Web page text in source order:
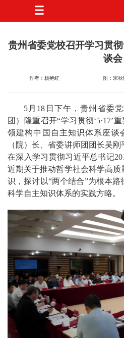
贵州省委党校召开学习贯
谈会
作者：杨艳红 图：宋秋
5月18日下午，贵州省委
团）隆重召开“学习贯彻‘5·17’
领建构中国自主知识体系座谈
（院）长、省委讲师团团长吴
在深入学习贯彻习近平总书记
近期关于推动哲学社会科学高
识，探讨以“两个结合”为根本
科学自主知识体系的实践方略。